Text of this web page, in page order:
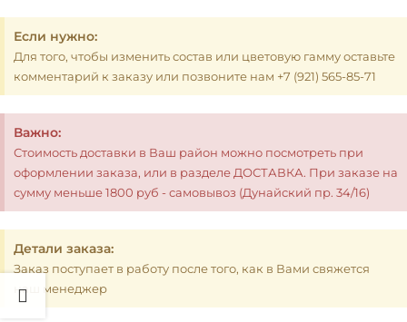
Если нужно:
Для того, чтобы изменить состав или цветовую гамму оставьте
комментарий к заказу или позвоните нам +7 (921) 565-85-71
Важно:
Стоимость доставки в Ваш район можно посмотреть при
оформлении заказа, или в разделе ДОСТАВКА. При заказе на
сумму меньше 1800 руб - самовывоз (Дунайский пр. 34/16)
Детали заказа:
Заказ поступает в работу после того, как в Вами свяжется
наш менеджер